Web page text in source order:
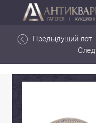
Предыдущий лот